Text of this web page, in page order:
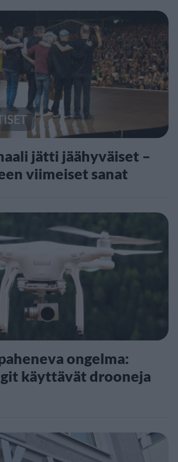
jätti jäähyväiset –
viimeiset sanat
ongelma:
käyttävät drooneja